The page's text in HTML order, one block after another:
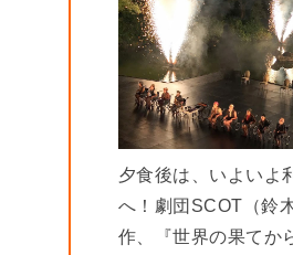
夕食後は、いよいよ
へ！劇団SCOT（鈴
作、『世界の果てか